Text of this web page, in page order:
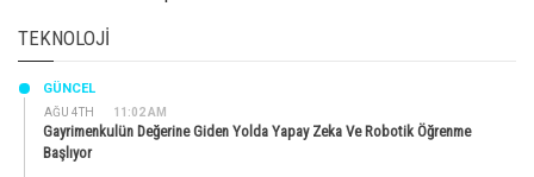
TEKNOLOJI
AĞU 4TH 11:02 AM
GÜNCEL
Gayrimenkulün Değerine Giden Yolda Yapay Zeka Ve Robotik Öğrenme
Başlıyor